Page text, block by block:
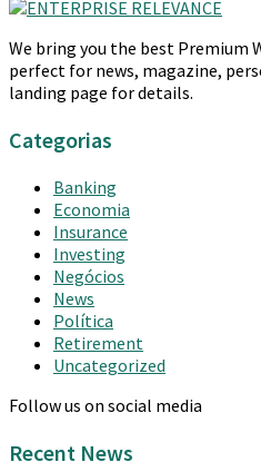
We bring you the best Premium
perfect for news, magazine,
landing page for details.
Categorias
Banking
Economia
Insurance
Investing
Negócios
News
Política
Retirement
Uncategorized
Follow us on social media
Recent News